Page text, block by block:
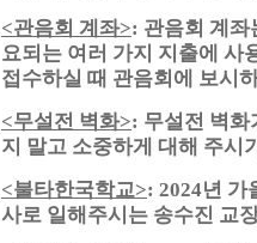
<관음회 계좌>: 관음회 계좌
요되는 여러 가지 지출에 사
접수하실 때 관음회에 보시
<무설전 벽화>: 무설전 벽화
지 말고 소중하게 대해 주시
<불타한국학교>: 2024년 가
사로 일해주시는 송수진 교